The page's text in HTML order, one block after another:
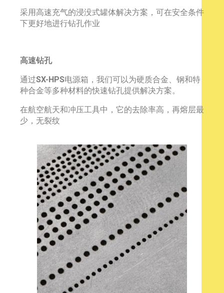
采用高速充气的浸没式罐体解决方案，可在安全条件
下更好地进行钻孔作业
高速钻孔
通过SX-HPS电源箱，我们可以为硬质合金、钢和特
种合金等多种材料的快速钻孔提供解决方案。
在航空航天和冲压工具中，它的去除率高，再熔层最
少，无裂纹